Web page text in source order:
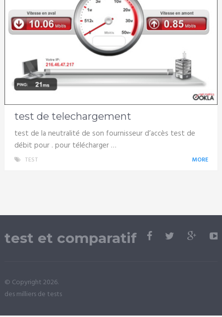
test de telechargement
test de la neutralité de son fournisseur d’accès test de
débit pour . pour télécharger …
TEST MORE
test et comparatif
© Copyright 2026.
des milliers de tests